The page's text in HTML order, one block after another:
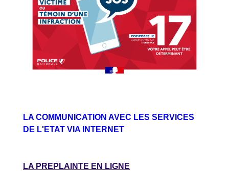
LA COMMUNICATION AVEC LES SERVICES
DE L'ETAT VIA INTERNET
LA PREPLAINTE EN LIGNE